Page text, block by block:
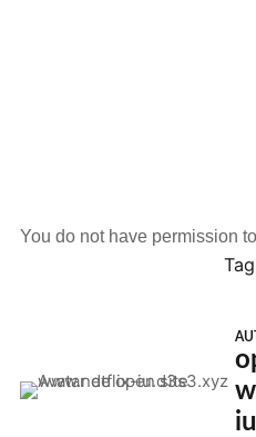
You do not have permission